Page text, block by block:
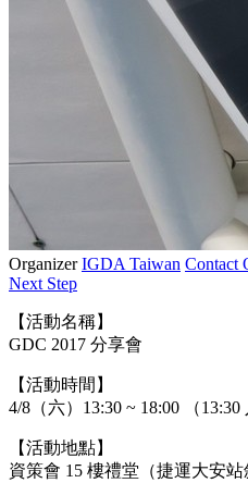
OrganizerIGDA Taiwan Contact
Next Step
【活動名稱】
GDC 2017 分享會
【活動時間】
4/8（六）13:30 ~ 18:00 （
【活動地點】
資策會 15 樓禮堂（捷運大安站